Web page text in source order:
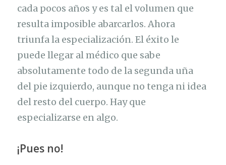
cada pocos años y es tal el volumen que
resulta imposible abarcarlos. Ahora
triunfa la especialización. El éxito le
puede llegar al médico que sabe
absolutamente todo de la segunda uña
del pie izquierdo, aunque no tenga ni idea
del resto del cuerpo. Hay que
especializarse en algo.
¡Pues no!